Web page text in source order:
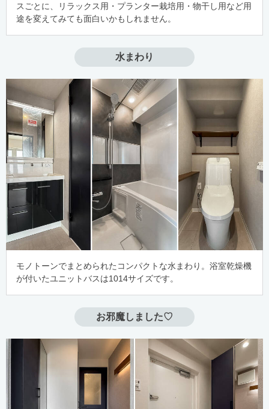
スごとに、リラックス用・プランター栽培用・物干し用など用
途を変えてみても面白いかもしれません。
水まわり
モノトーンでまとめられたコンパクトな水まわり。浴室乾燥機
が付いたユニットバスは1014サイズです。
お邪魔しました♡